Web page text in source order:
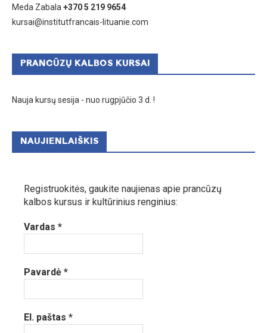
Meda Zabala +370 5 219 9654
kursai@institutfrancais-lituanie.com
PRANCŪZŲ KALBOS KURSAI
Nauja kursų sesija - nuo rugpjūčio 3 d. !
NAUJIENLAIŠKIS
Registruokitės, gaukite naujienas apie prancūzų
kalbos kursus ir kultūrinius renginius:
Vardas *
Pavardė *
El. paštas *